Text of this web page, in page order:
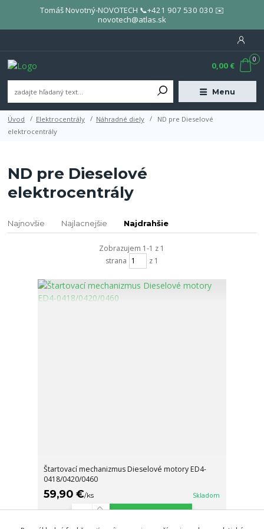
Tomáš Novotný-NOVOTECH 📞+421 907 530 030 ✉️
novotech@atlas.sk
Menu
0
0,00 €
Úvod Elektrocentrály Náhradné diely
ND pre Dieselové
elektrocentrály
ND pre Dieselové
elektrocentrály
Najnovšie Najlacnejšie Najdrahšie
Zobrazujem 1-1 z 1
strana
z 1
Štartovací mechanizmus Dieselové motory ED4-
0418/0420/0460
59,90 €/ks Skladom